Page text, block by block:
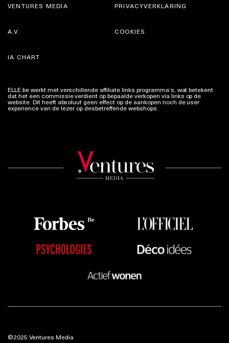
VENTURES MEDIA PRIVACYVERKLARING
A.V.
IA CHART
COOKIES
ELLE.be werkt met verschillende affiliate links programma’s, wat betekent
dat het een commissie verdient op bepaalde verkopen via links op de
website. Dit heeft absoluut geen effect op de aankopen noch de user
experience van de lezer op desbetreffende webshops.
©2025 Ventures Media